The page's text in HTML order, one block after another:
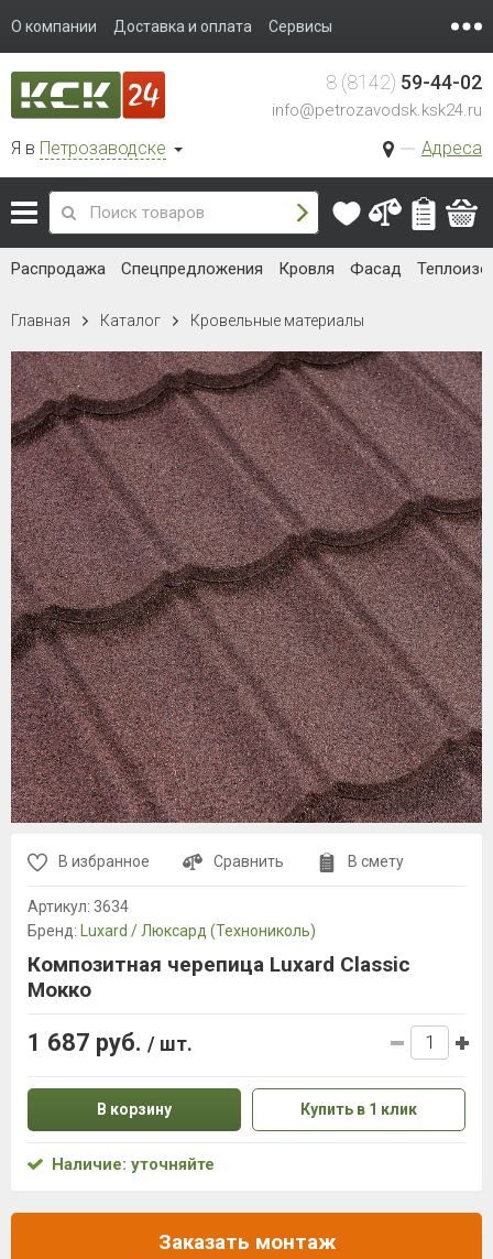
О компании Доставка и оплата Сервисы
Я в Петрозаводске Адреса
8 (8142) 59-44-02
info@petrozavodsk.ksk24.ru
Распродажа Спецпредложения Кровля Фасад
Главная Каталог Кровельные материалы
В избранное Сравнить В смету
Артикул: 3634
Бренд:
Luxard / Люксард (Технониколь)
Композитная черепица Luxard Classic
Мокко
1 687 руб. / шт.
В корзину Купить в 1 клик
Наличие: уточняйте
Заказать монтаж